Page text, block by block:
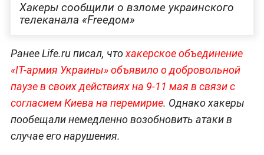
Хакеры сообщили о взломе украинского
телеканала «Freeдом»
Ранее Life.ru писал, чтохакерское объединение
«IT-армия Украины» объявило о добровольной
паузе в своих действиях на 9-11 мая в связи с
согласием Киева на перемирие. Однако хакеры
пообещали немедленно возобновить атаки в
случае его нарушения.